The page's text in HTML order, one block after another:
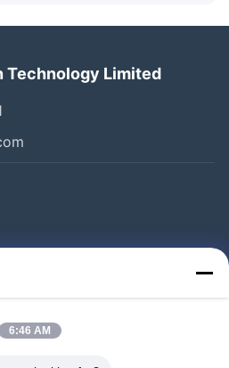
Technology Limited
6:46 AM